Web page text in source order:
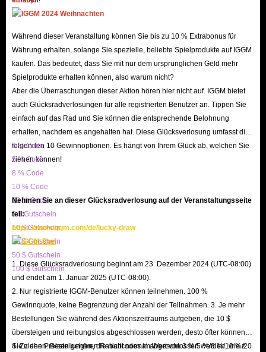
Roblox community. With a focus on providing a seamless and secure
Während dieser Veranstaltung können Sie bis zu 10 % Extrabonus für
Währung erhalten, solange Sie spezielle, beliebte Spielprodukte auf IGGM
kaufen. Das bedeutet, dass Sie mit nur dem ursprünglichen Geld mehr
Spielprodukte erhalten können, also warum nicht?
Aber die Überraschungen dieser Aktion hören hier nicht auf. IGGM bietet
auch Glücksradverlosungen für alle registrierten Benutzer an. Tippen Sie
einfach auf das Rad und Sie können die entsprechende Belohnung
erhalten, nachdem es angehalten hat. Diese Glücksverlosung umfasst die
folgenden 10 Gewinnoptionen. Es hängt von Ihrem Glück ab, welchen Sie
ziehen können!
3 % Code
5 % Code
8 % Code
10 % Code
20 % Code
5 $ Gutschein
10 $ Gutschein
20 $ Gutschein
50 $ Gutschein
100 $ Gutschein
Nehmen Sie an dieser Glücksradverlosung auf der Veranstaltungsseite
teil:
https://www.iggm.com/de/lucky-draw
1. Diese Glücksradverlosung beginnt am 23. Dezember 2024 (UTC-08:00)
und endet am 1. Januar 2025 (UTC-08:00).
2. Nur registrierte IGGM-Benutzer können teilnehmen. 100 %
Gewinnquote, keine Begrenzung der Anzahl der Teilnahmen. 3. Je mehr
Bestellungen Sie während des Aktionszeitraums aufgeben, die 10 $
übersteigen und reibungslos abgeschlossen werden, desto öfter können
Sie ziehen. Bestellungen, die nicht normal abgeschlossen werden, wie z.
4. Zu den Preisen gehören Rabattcodes im Wert von 3 %/5 %/8 %/10 %/20